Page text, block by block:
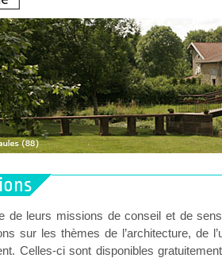
de leurs missions de conseil et de
sur les thèmes de l’architecture, de
Celles-ci sont disponibles